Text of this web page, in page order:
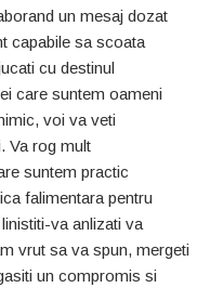
un mesaj dozat
capabile sa scoata
cu destinul
care suntem oameni
voi va veti
Va rog mult
suntem practic
falimentara pentru
va anlizati va
vrut sa va spun, mergeti
un compromis si